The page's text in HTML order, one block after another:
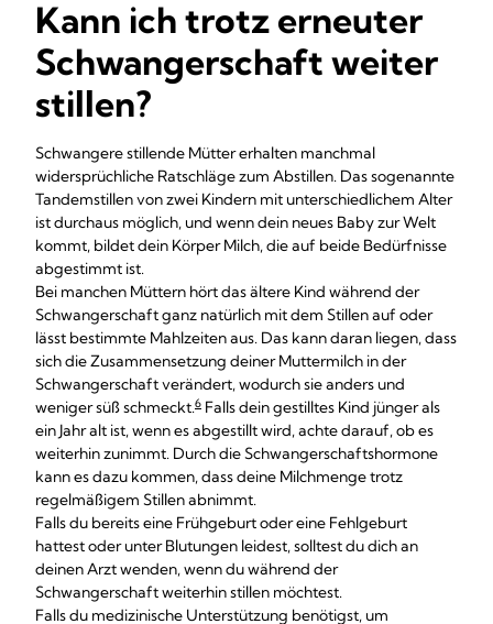
Kann ich trotz erneuter
Schwangerschaft weiter
stillen?
Schwangere stillende Mütter erhalten manchmal
widersprüchliche Ratschläge zum Abstillen. Das sogenannte
Tandemstillen von zwei Kindern mit unterschiedlichem Alter
ist durchaus möglich, und wenn dein neues Baby zur Welt
kommt, bildet dein Körper Milch, die auf beide Bedürfnisse
abgestimmt ist.
Bei manchen Müttern hört das ältere Kind während der
Schwangerschaft ganz natürlich mit dem Stillen auf oder
lässt bestimmte Mahlzeiten aus. Das kann daran liegen, dass
sich die Zusammensetzung deiner Muttermilch in der
Schwangerschaft verändert, wodurch sie anders und
weniger süß schmeckt.6 Falls dein gestilltes Kind jünger als
ein Jahr alt ist, wenn es abgestillt wird, achte darauf, ob es
weiterhin zunimmt. Durch die Schwangerschaftshormone
kann es dazu kommen, dass deine Milchmenge trotz
regelmäßigem Stillen abnimmt.
Falls du bereits eine Frühgeburt oder eine Fehlgeburt
hattest oder unter Blutungen leidest, solltest du dich an
deinen Arzt wenden, wenn du während der
Schwangerschaft weiterhin stillen möchtest.
Falls du medizinische Unterstützung benötigst, um